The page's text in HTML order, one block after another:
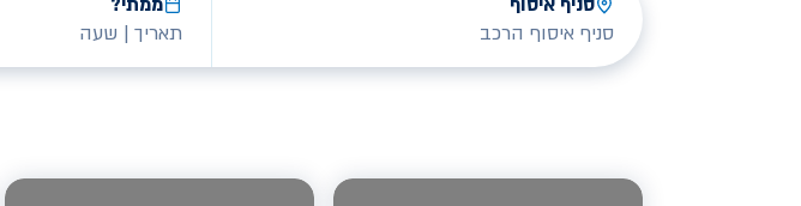
סניף איסוף הרכב
תאריך | שעה